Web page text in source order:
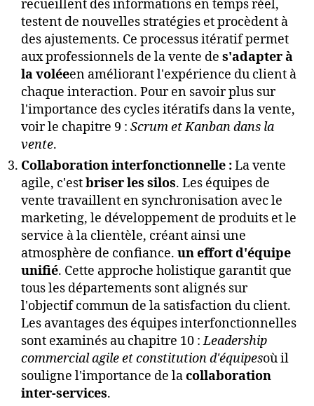
recueillent des informations en temps réel,
testent de nouvelles stratégies et procèdent à
des ajustements. Ce processus itératif permet
aux professionnels de la vente de s'adapter à
la voléeen améliorant l'expérience du client à
chaque interaction. Pour en savoir plus sur
l'importance des cycles itératifs dans la vente,
voir le chapitre 9 : Scrum et Kanban dans la
vente.
Collaboration interfonctionnelle :La vente
agile, c'estbriser les silos. Les équipes de
vente travaillent en synchronisation avec le
marketing, le développement de produits et le
service à la clientèle, créant ainsi une
atmosphère de confiance. un effort d'équipe
unifié. Cette approche holistique garantit que
tous les départements sont alignés sur
l'objectif commun de la satisfaction du client.
Les avantages des équipes interfonctionnelles
sont examinés au chapitre 10 :Leadership
commercial agile et constitution d'équipesoù il
souligne l'importance de lacollaboration
inter-services.